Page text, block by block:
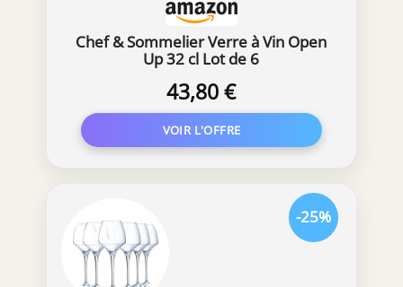
profonde du verre au milieu du verre au
niveau du manche en verre, un effet de
décantation est obtenu
Chef & Sommelier Verre à Vin Open
Up 32 cl Lot de 6
43,80 €
-25%